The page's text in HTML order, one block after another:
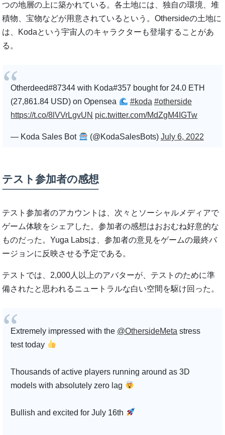
つの地層の上に築かれている。各土地には、独自の環境、堆
積物、宝物などが用意されているという。Othersideの土地に
は、Kodaという宇宙人のキャラクターも登場することがあ
る。
Otherdeed#87344 with Koda#357 bought for 24.0 ETH
(27,861.84 USD) on Opensea
#koda #otherside
https://t.co/8lVVrLgvUN pic.twitter.com/MdZgM4IGTw
— Koda Sales Bot (@KodaSalesBots) July 6, 2022
テスト参加者の感想
テスト参加者のアカウントは、次々とソーシャルメディアで
ゲーム体験をシェアした。参加者の感想はおおむね好意的な
ものだった。Yuga Labsは、参加者の意見をゲームの最終バ
ージョンに反映させる予定である。
テストでは、2,000人以上のアバターが、テストのために準
備されたと思われるニュートラルな白い空間を駆け回った。
Extremely impressed with the @OthersideMeta stress
test today
Thousands of active players running around as 3D
models with absolutely zero lag
Bullish and excited for July 16th